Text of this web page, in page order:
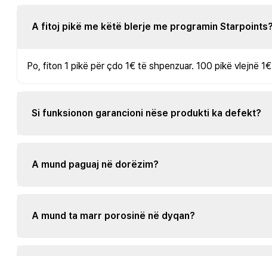
A fitoj pikë me këtë blerje me programin Starpoints?
Po, fiton 1 pikë për çdo 1€ të shpenzuar. 100 pikë vlejnë
Si funksionon garancioni nëse produkti ka defekt?
A mund paguaj në dorëzim?
A mund ta marr porosinë në dyqan?